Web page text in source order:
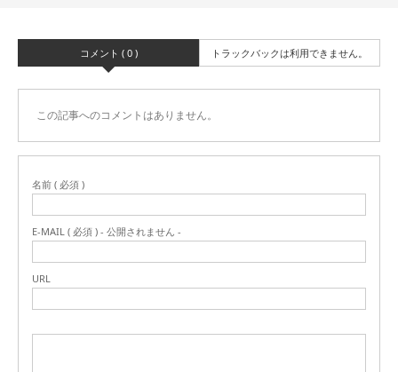
コメント ( 0 ) トラックバックは利用できません。
この記事へのコメントはありません。
名前 ( 必須 )
E-MAIL ( 必須 ) - 公開されません -
URL